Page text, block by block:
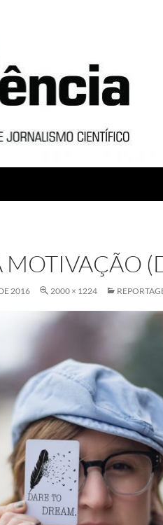
MOTIVAÇÃO
2016 2000 × 1224